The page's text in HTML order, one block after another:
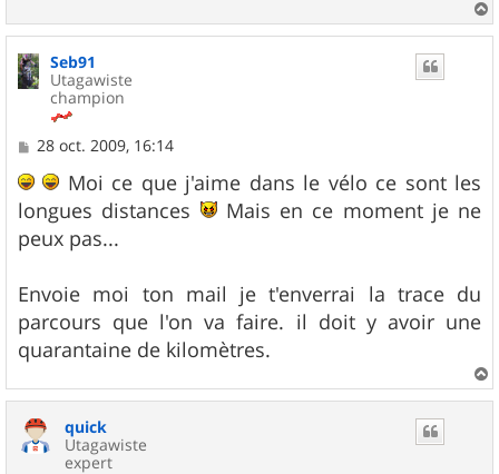
a
u
Seb91
Utagawiste
champion
M
s
a
g
e
28 oct. 2009, 16:14
Moi ce que j'aime dans le vélo ce sont les
longues distances
Mais en ce moment je ne
peux pas...
Envoie moi ton mail je t'enverrai la trace du
parcours que l'on va faire. il doit y avoir une
quarantaine de kilomètres.
a
quick
Utagawiste
expert